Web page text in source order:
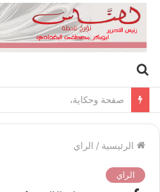
عن
صفحة وحكاية،
الرئيسية / الراي
الراي